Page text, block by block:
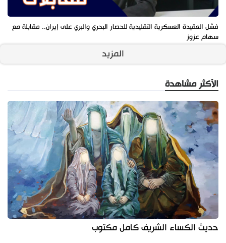
فشل العقيدة العسكرية التقليدية للحصار البحري والبري على إيران.. مقابلة مع
سهام عزوز
المزيد
الأكثر مشاهدة
حديث الكساء الشريف كامل مكتوب